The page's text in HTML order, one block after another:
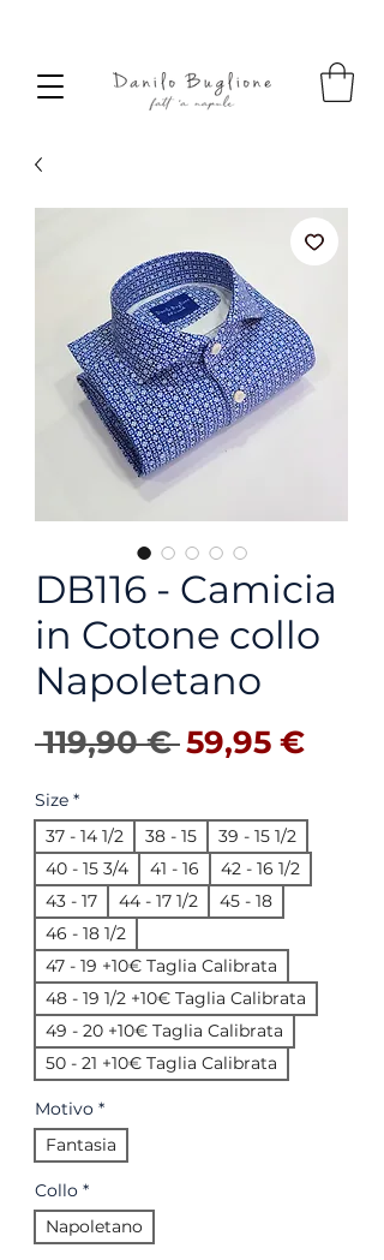
DB116 - Camicia
in Cotone collo
Napoletano
119,90 € Prix original
59,95 €Prix
Size *
37 - 14 1/2
38 - 15
39 - 15 1/2
40 - 15 3/4
41 - 16
42 - 16 1/2
43 - 17
44 - 17 1/2
45 - 18
46 - 18 1/2
47 - 19 +10€ Taglia Calibrata
48 - 19 1/2 +10€ Taglia Calibrata
49 - 20 +10€ Taglia Calibrata
50 - 21 +10€ Taglia Calibrata
Motivo *
Fantasia
Collo *
Napoletano